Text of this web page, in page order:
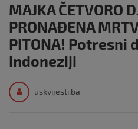
MAJKA ČETVORO
PRONAĐENA
PITONA! Potresni
Indoneziji
uskvijesti.ba